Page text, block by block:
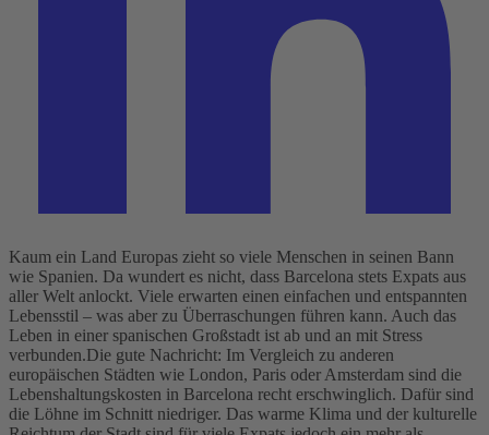
Kaum ein Land Europas zieht so viele Menschen in seinen Bann
wie Spanien. Da wundert es nicht, dass Barcelona stets Expats aus
aller Welt anlockt. Viele erwarten einen einfachen und entspannten
Lebensstil – was aber zu Überraschungen führen kann. Auch das
Leben in einer spanischen Großstadt ist ab und an mit Stress
verbunden.Die gute Nachricht: Im Vergleich zu anderen
europäischen Städten wie London, Paris oder Amsterdam sind die
Lebenshaltungskosten in Barcelona recht erschwinglich. Dafür sind
die Löhne im Schnitt niedriger. Das warme Klima und der kulturelle